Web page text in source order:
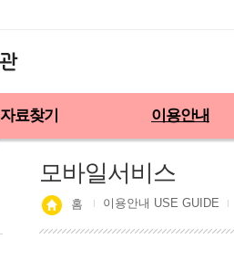
자료찾기 이용안내
모바일서비스
홈 이용안내 USE GUIDE